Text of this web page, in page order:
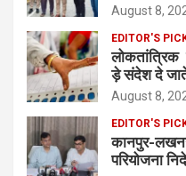
August 8,
EDITOR'S
लोकतांत्रिक
ड़े संदेश दे
August 8,
EDITOR'S
कानपुर-
परियोजना